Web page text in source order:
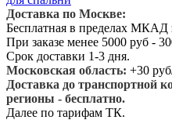
Доставка по Москве:
Бесплатная в пределах МКАД
При заказе менее 5000 руб -
Срок доставки 1-3 дня.
Московская область: +30
Доставка до транспортной
регионы - бесплатно.
Далее по тарифам ТК.